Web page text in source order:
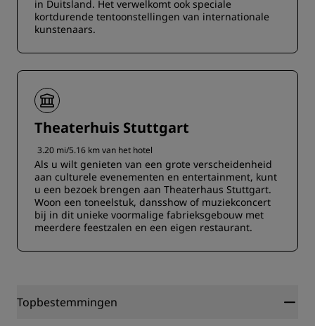
in Duitsland. Het verwelkomt ook speciale
kortdurende tentoonstellingen van internationale
kunstenaars.
Theaterhuis Stuttgart
3.20 mi/5.16 km van het hotel
Als u wilt genieten van een grote verscheidenheid
aan culturele evenementen en entertainment, kunt
u een bezoek brengen aan Theaterhaus Stuttgart.
Woon een toneelstuk, dansshow of muziekconcert
bij in dit unieke voormalige fabrieksgebouw met
meerdere feestzalen en een eigen restaurant.
Topbestemmingen